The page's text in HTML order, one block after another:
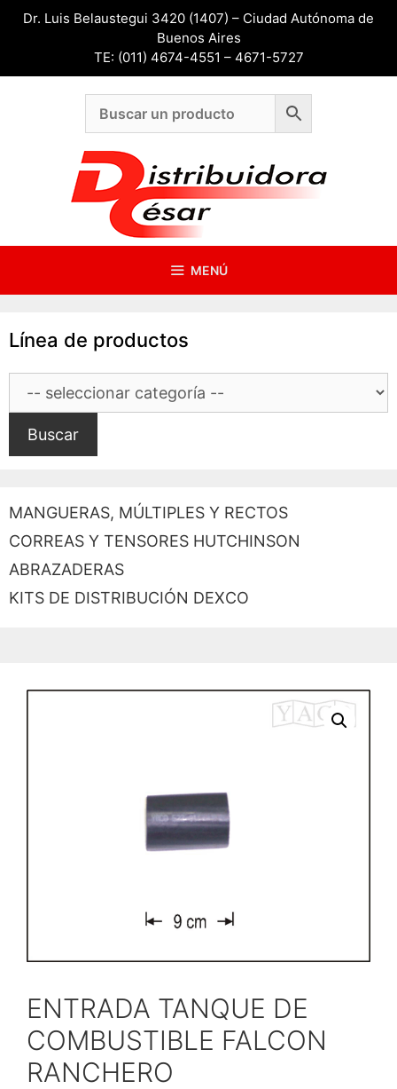
SaltarDr. Luis Belaustegui 3420 (1407) – Ciudad Autónoma de
Buenos Aires
TE: (011) 4674-4551 – 4671-5727
MENÚ
ENTRADA TANQUE DE
COMBUSTIBLE FALCON
RANCHERO
Línea de productos
Buscar
MANGUERAS, MÚLTIPLES Y RECTOS
CORREAS Y TENSORES HUTCHINSON
ABRAZADERAS
KITS DE DISTRIBUCIÓN DEXCO